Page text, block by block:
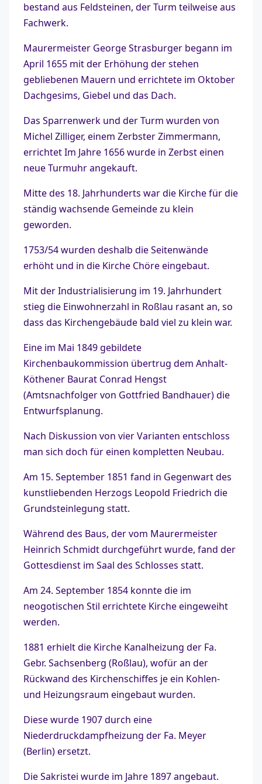
bestand aus Feldsteinen, der Turm teilweise aus
Fachwerk.
Maurermeister George Strasburger begann im
April 1655 mit der Erhöhung der stehen
gebliebenen Mauern und errichtete im Oktober
Dachgesims, Giebel und das Dach.
Das Sparrenwerk und der Turm wurden von
Michel Zilliger, einem Zerbster Zimmermann,
errichtet Im Jahre 1656 wurde in Zerbst einen
neue Turmuhr angekauft.
Mitte des 18. Jahrhunderts war die Kirche für die
ständig wachsende Gemeinde zu klein
geworden.
1753/54 wurden deshalb die Seitenwände
erhöht und in die Kirche Chöre eingebaut.
Mit der Industrialisierung im 19. Jahrhundert
stieg die Einwohnerzahl in Roßlau rasant an, so
dass das Kirchengebäude bald viel zu klein war.
Eine im Mai 1849 gebildete
Kirchenbaukommission übertrug dem Anhalt-
Köthener Baurat Conrad Hengst
(Amtsnachfolger von Gottfried Bandhauer) die
Entwurfsplanung.
Nach Diskussion von vier Varianten entschloss
man sich doch für einen kompletten Neubau.
Am 15. September 1851 fand in Gegenwart des
kunstliebenden Herzogs Leopold Friedrich die
Grundsteinlegung statt.
Während des Baus, der vom Maurermeister
Heinrich Schmidt durchgeführt wurde, fand der
Gottesdienst im Saal des Schlosses statt.
Am 24. September 1854 konnte die im
neogotischen Stil errichtete Kirche eingeweiht
werden.
1881 erhielt die Kirche Kanalheizung der Fa.
Gebr. Sachsenberg (Roßlau), wofür an der
Rückwand des Kirchenschiffes je ein Kohlen-
und Heizungsraum eingebaut wurden.
Diese wurde 1907 durch eine
Niederdruckdampfheizung der Fa. Meyer
(Berlin) ersetzt.
Die Sakristei wurde im Jahre 1897 angebaut.